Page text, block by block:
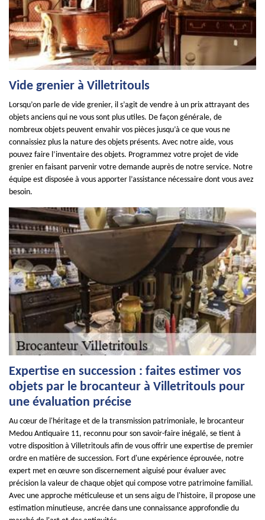
Vide grenier à Villetritouls
Lorsqu’on parle de vide grenier, il s’agit de vendre à un prix attrayant des
objets anciens qui ne vous sont plus utiles. De façon générale, de
nombreux objets peuvent envahir vos pièces jusqu’à ce que vous ne
connaissiez plus la nature des objets présents. Avec notre aide, vous
pouvez faire l’inventaire des objets. Programmez votre projet de vide
grenier en faisant parvenir votre demande auprès de notre service. Notre
équipe est disposée à vous apporter l’assistance nécessaire dont vous avez
besoin.
Expertise en succession : faites estimer vos
objets par le brocanteur à Villetritouls pour
une évaluation précise
Au cœur de l'héritage et de la transmission patrimoniale, le brocanteur
Medou Antiquaire 11, reconnu pour son savoir-faire inégalé, se tient à
votre disposition à Villetritouls afin de vous offrir une expertise de premier
ordre en matière de succession. Fort d'une expérience éprouvée, notre
expert met en œuvre son discernement aiguisé pour évaluer avec
précision la valeur de chaque objet qui compose votre patrimoine familial.
Avec une approche méticuleuse et un sens aigu de l'histoire, il propose une
estimation minutieuse, ancrée dans une connaissance approfondie du